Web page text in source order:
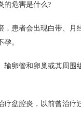
危害是什么?
患者会出现白带、月
。
卵管和卵巢或其周围
盆腔炎，以前曾治疗